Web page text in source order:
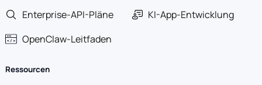
Enterprise-API-Pläne
KI-App-Entwicklung
OpenClaw-Leitfaden
Ressourcen